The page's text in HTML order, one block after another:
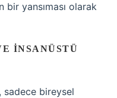
yansıması olarak
İNSANÜSTÜ
sadece bireysel